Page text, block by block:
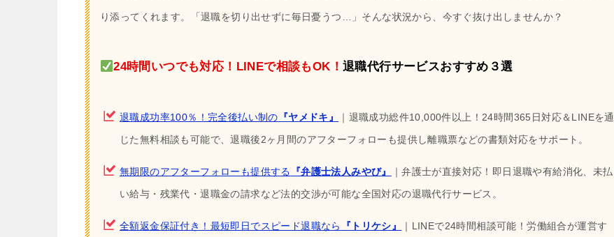
り添ってくれます。「退職を切り出せずに毎日憂うつ…」そんな状況から、今すぐ抜け出しませんか？
24時間いつでも対応！LINEで相談もOK！ 退職代行サービスおすすめ３選
退職成功率100％！完全後払い制の 『ヤメドキ』
｜退職成功総件10,000件以上！24時間365日対応＆LINEを通
じた無料相談も可能で、退職後2ヶ月間のアフターフォローも提供し離職票などの書類対応をサポート。
無期限のアフターフォローも提供する 『弁護士法人みやび』
｜弁護士が直接対応！即日退職や有給消化、未払
い給与・残業代・退職金の請求など法的交渉が可能な全国対応の退職代行サービス。
全額返金保証付き！最短即日でスピード退職なら 『トリケシ』
｜LINEで24時間相談可能！労働組合が運営す